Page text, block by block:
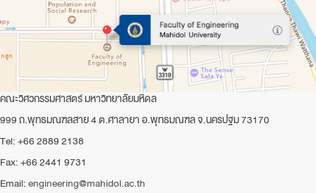
คณะวิศวกรรมศาสตร์ มหาวิทยาลัยมหิดล
999 ถ.พุทธมณฑลสาย 4 ต.ศาลายา อ.พุทธมณฑล จ.นครปฐม 73170
Tel: +66 2889 2138
Fax: +66 2441 9731
Email:engineering@mahidol.ac.th